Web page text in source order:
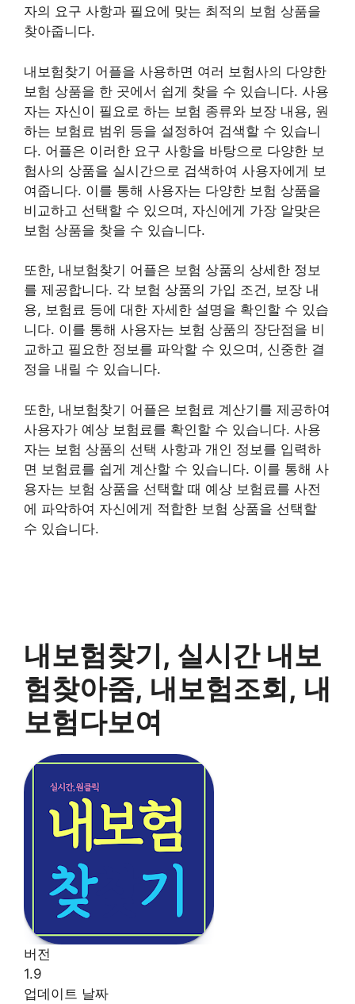
자의 요구 사항과 필요에 맞는 최적의 보험 상품을
찾아줍니다.
내보험찾기 어플을 사용하면 여러 보험사의 다양한
보험 상품을 한 곳에서 쉽게 찾을 수 있습니다. 사용
자는 자신이 필요로 하는 보험 종류와 보장 내용, 원
하는 보험료 범위 등을 설정하여 검색할 수 있습니
다. 어플은 이러한 요구 사항을 바탕으로 다양한 보
험사의 상품을 실시간으로 검색하여 사용자에게 보
여줍니다. 이를 통해 사용자는 다양한 보험 상품을
비교하고 선택할 수 있으며, 자신에게 가장 알맞은
보험 상품을 찾을 수 있습니다.
또한, 내보험찾기 어플은 보험 상품의 상세한 정보
를 제공합니다. 각 보험 상품의 가입 조건, 보장 내
용, 보험료 등에 대한 자세한 설명을 확인할 수 있습
니다. 이를 통해 사용자는 보험 상품의 장단점을 비
교하고 필요한 정보를 파악할 수 있으며, 신중한 결
정을 내릴 수 있습니다.
또한, 내보험찾기 어플은 보험료 계산기를 제공하여
사용자가 예상 보험료를 확인할 수 있습니다. 사용
자는 보험 상품의 선택 사항과 개인 정보를 입력하
면 보험료를 쉽게 계산할 수 있습니다. 이를 통해 사
용자는 보험 상품을 선택할 때 예상 보험료를 사전
에 파악하여 자신에게 적합한 보험 상품을 선택할
수 있습니다.
내보험찾기, 실시간 내보
험찾아줌, 내보험조회, 내
보험다보여
버전
1.9
업데이트 날짜